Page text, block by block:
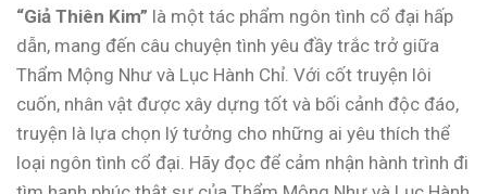
“Giả Thiên Kim” là một tác phẩm ngôn tình cổ đại hấp
dẫn, mang đến câu chuyện tình yêu đầy trắc trở giữa
Thẩm Mộng Như và Lục Hành Chỉ. Với cốt truyện lôi
cuốn, nhân vật được xây dựng tốt và bối cảnh độc đáo,
truyện là lựa chọn lý tưởng cho những ai yêu thích thể
loại ngôn tình cổ đại. Hãy đọc để cảm nhận hành trình đi